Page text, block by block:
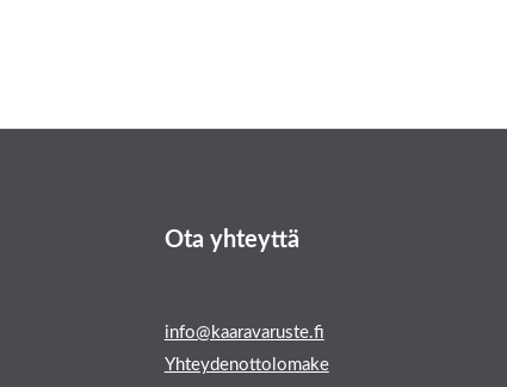
Ota yhteyttä
info@kaaravaruste.fi
Yhteydenottolomake